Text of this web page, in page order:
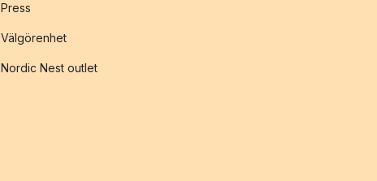
Press
Välgörenhet
Nordic Nest outlet